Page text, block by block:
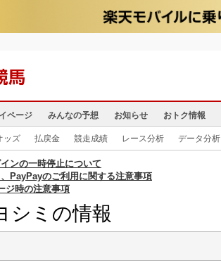
ページ みんなの予想 お知らせ おトク情報
ッズ 払戻金 競走成績 レース分析 データ分析
ンの一時停止について
、PayPayのご利用に関する注意事項
ジ時の注意事項
シミの情報